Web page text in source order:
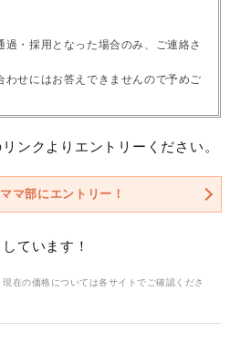
過・採用となった場合のみ、ご連絡さ
わせにはお答えできませんので予めご
ンクよりエントリーください。
マ部にエントリー！
ています！
在の価格については各サイトでご確認くださ